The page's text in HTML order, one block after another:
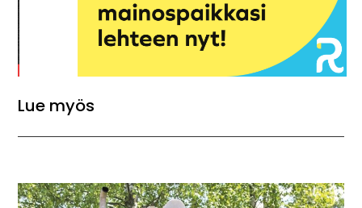
Lue myös